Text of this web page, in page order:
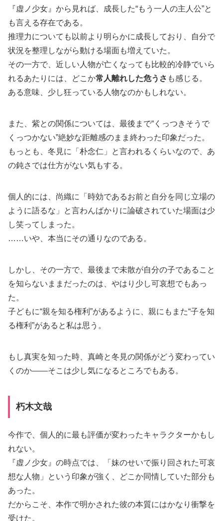
『虚ノ少女』から見れば、成長した“もう一人の主人公”と
も言える存在である。
推理力についても以前より明らかに成長しており、自分で
状況を整理しながら動ける場面も増えていた。
その一方で、近しい人物が亡くなっても比較的冷静でいら
れるあたりには、どこか常人離れした危うさ も感じる。
ある意味、少し狂っている人物なのかもしれない。
また、紫との関係については、最後まで“くっつきそうで
くっつかない”絶妙な距離感のまま終わった印象だった。
もっとも、冬見に「朴念仁」と言われるくらいなので、あ
の鈍さでは仕方がない気もする。
個人的には、尚織に「時効であるお前と自分を同じ立場の
ように語るな」と言わんばかりに論破されていた場面は少
し笑ってしまった。
……いや、本当にその通りなのである。
しかし、その一方で、最後まで未散が自分の子であること
を知らないままだったのは、やはり少し可哀想でもあっ
た。
子どもに“親を知る権利”があるように、親にもまた“子を知
る権利”があると私は思う。
もし真実を知った時、真崎と冬見の関係がどう変わってい
くのか――そこは少し気になるところでもある。
朽木文哉
今作で、個人的に最も評価が変わったキャラクターかもし
れない。
『虚ノ少女』の時点では、「妹のせいで振り回された可哀
想な人物」という印象が強く、どこか同情していた部分も
あった。
だからこそ、本作で明かされた彼の本質にはかなり衝撃を
受けた。